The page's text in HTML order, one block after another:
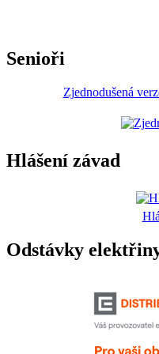
Senioři
Zjednodušená
Hlášení závad
Odstávky